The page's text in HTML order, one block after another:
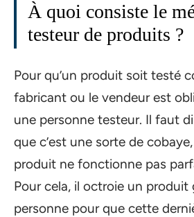
À quoi consiste le
testeur de produits ?
Pour qu’un produit soit testé
fabricant ou le vendeur est
une personne testeur. Il faut
que c’est une sorte de
produit ne fonctionne pas
Pour cela, il octroie un
personne pour que cette